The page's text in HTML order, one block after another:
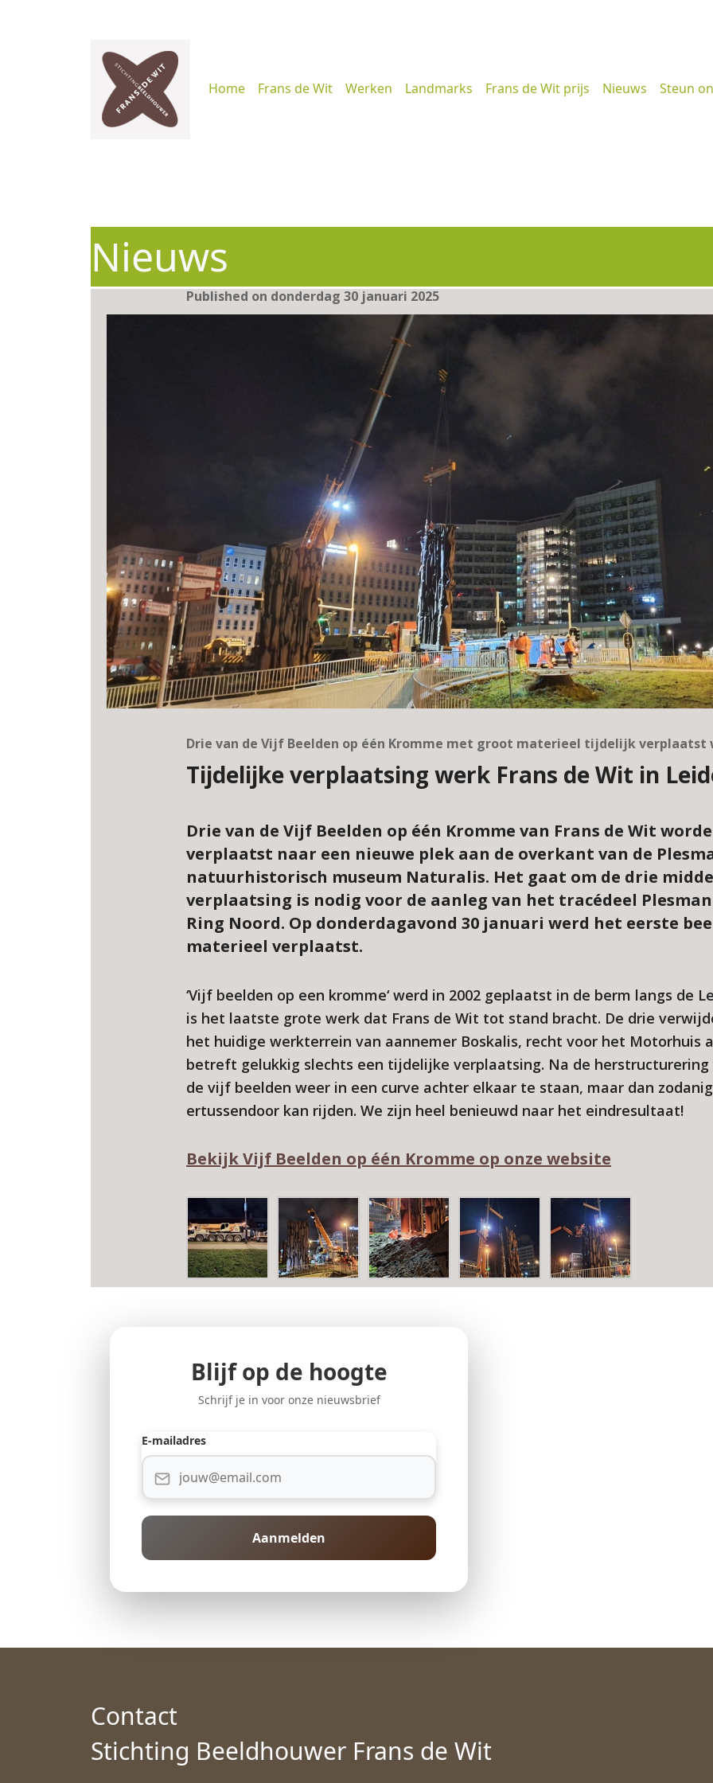
Home Frans de Wit Werken Landmarks Frans de Wit prijs Nieuws Steun
Nieuws
Published on donderdag 30 januari 2025
Drie van de Vijf Beelden op één Kromme met groot materieel tijdelijk
Tijdelijke verplaatsing werk Frans de Wit in
Drie van de Vijf Beelden op één Kromme van Frans de Wit
verplaatst naar een nieuwe plek aan de overkant van de
natuurhistorisch museum Naturalis. Het gaat om de drie
verplaatsing is nodig voor de aanleg van het tracédeel
Ring Noord. Op donderdagavond 30 januari werd het eerste
materieel verplaatst.
‘Vijf beelden op een kromme‘ werd in 2002 geplaatst in de berm langs de
is het laatste grote werk dat Frans de Wit tot stand bracht. De drie
het huidige werkterrein van aannemer Boskalis, recht voor het Motorhuis
betreft gelukkig slechts een tijdelijke verplaatsing. Na de herstructurering
de vijf beelden weer in een curve achter elkaar te staan, maar dan
ertussendoor kan rijden. We zijn heel benieuwd naar het eindresultaat!
Bekijk Vijf Beelden op één Kromme op onze website
Blijf op de hoogte
Schrijf je in voor onze nieuwsbrief
E-mailadres
Aanmelden
Contact
Stichting Beeldhouwer Frans de Wit